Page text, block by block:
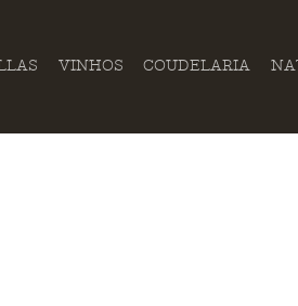
VINHOS COUDELARIA